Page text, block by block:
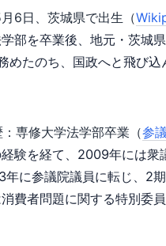
6日、茨城県で出生（
部を卒業後、地元・茨城
めたのち、国政へと飛び込
専修大学法学部卒業（参
験を経て、2009年には衆
年に参議院議員に転じ、2
費者問題に関する特別委